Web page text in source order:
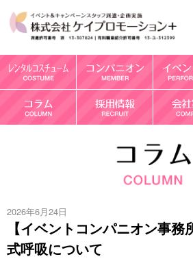
2026年6月24日
【イベントコンパニオン事
式呼吸について